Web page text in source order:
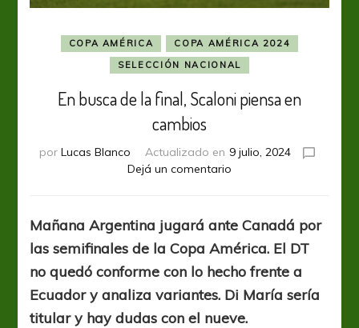
COPA AMÉRICA
COPA AMÉRICA 2024
SELECCIÓN NACIONAL
En busca de la final, Scaloni piensa en
cambios
por Lucas Blanco Actualizado en 9 julio, 2024
Dejá un comentario
de
la
final,
Scaloni
en
cambios
Mañana Argentina jugará ante Canadá por
las semifinales de la Copa América. El DT
no quedó conforme con lo hecho frente a
Ecuador y analiza variantes. Di María sería
titular y hay dudas con el nueve.